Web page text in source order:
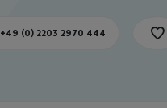
+49 (0) 2203 2970 444